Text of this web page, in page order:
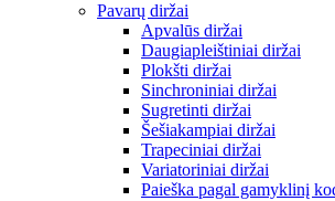
Pavarų diržai
Apvalūs diržai
Daugiapleištiniai diržai
Plokšti diržai
Sinchroniniai diržai
Sugretinti diržai
Šešiakampiai diržai
Trapeciniai diržai
Variatoriniai diržai
Paieška pagal gamyklinį